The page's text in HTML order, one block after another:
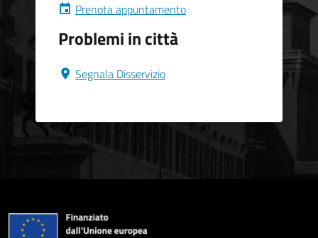
Prenota appuntamento
Problemi in città
Segnala Disservizio